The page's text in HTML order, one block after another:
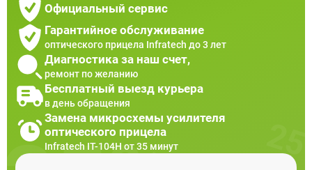
Официальный сервис
Гарантийное обслуживание
оптического прицела Infratech до 3 лет
Диагностика за наш счет,
ремонт по желанию
Бесплатный выезд курьера
в день обращения
Замена микросхемы усилителя
оптического прицела
Infratech IT-104H от 35 минут